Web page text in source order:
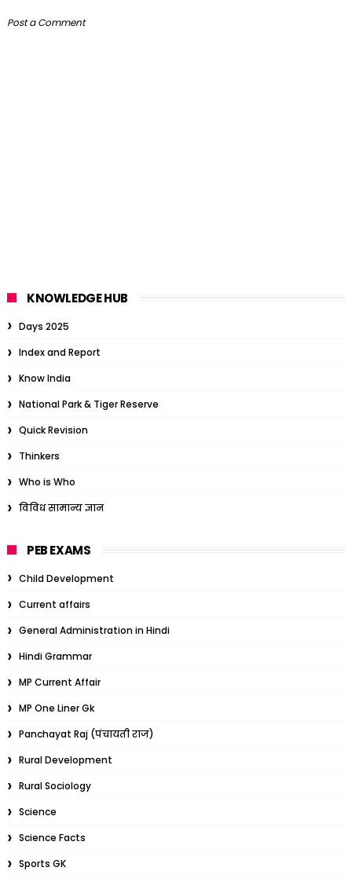
Post a Comment
KNOWLEDGE HUB
Days 2025
Index and Report
Know India
National Park & Tiger Reserve
Quick Revision
Thinkers
Who is Who
विविध सामान्य ज्ञान
PEB EXAMS
Child Development
Current affairs
General Administration in Hindi
Hindi Grammar
MP Current Affair
MP One Liner Gk
Panchayat Raj (पंचायती राज)
Rural Development
Rural Sociology
Science
Science Facts
Sports GK